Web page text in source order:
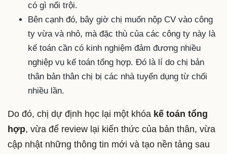
có gì nổi trội.
Bên cạnh đó, bây giờ chị muốn nộp CV vào công
ty vừa và nhỏ, mà đặc thù của các công ty này là
kế toán cần có kinh nghiệm đảm đương nhiều
nghiệp vụ kế toán tổng hợp. Đó là lí do chị bản
thân bản thân chị bị các nhà tuyển dụng từ chối
nhiều lần.
Do đó, chị dự định học lại một khóa kế toán tổng
hợp, vừa để review lại kiến thức của bản thân, vừa
cập nhật những thông tin mới và tạo nền tảng sau